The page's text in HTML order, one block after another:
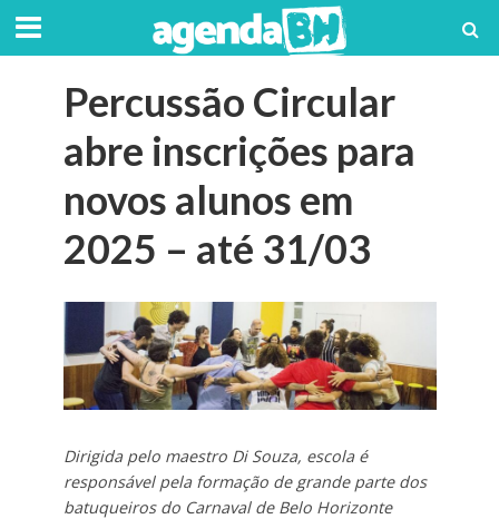
Percussão Circular
abre inscrições para
novos alunos em
2025 – até 31/03
Dirigida pelo maestro Di Souza, escola é
responsável pela formação de grande parte dos
batuqueiros do Carnaval de Belo Horizonte